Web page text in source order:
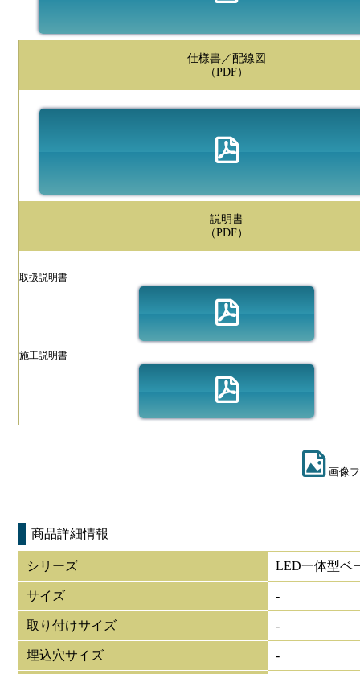
仕様書／配線図
（PDF）
説明書
（PDF）
取扱説明書
施工説明書
画像
商品詳細情報
シリーズ LED一体型ベ
サイズ -
取り付けサイズ -
埋込穴サイズ -